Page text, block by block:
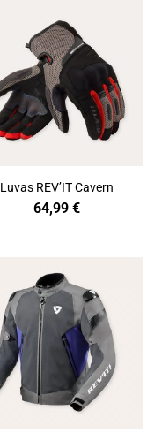
Luvas REV’IT Cavern
64,99€